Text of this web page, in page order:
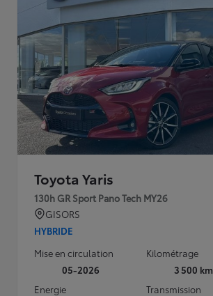
Toyota Yaris
130h GR Sport Pano Tech MY26
GISORS
HYBRIDE
Mise en circulation
05-2026
Kilométrage
3 500 km
Energie
Transmission